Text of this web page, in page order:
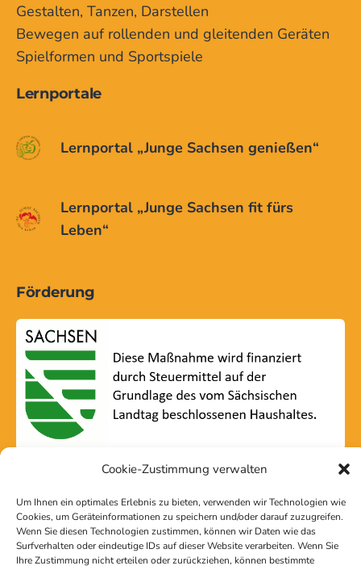
Cookie-Zustimmung verwalten
Um Ihnen ein optimales Erlebnis zu bieten, verwenden wir Technologien wie
Cookies, um Geräteinformationen zu speichern und/oder darauf zuzugreifen.
Wenn Sie diesen Technologien zustimmen, können wir Daten wie das
Surfverhalten oder eindeutige IDs auf dieser Website verarbeiten. Wenn Sie
Ihre Zustimmung nicht erteilen oder zurückziehen, können bestimmte
Gestalten, Tanzen, Darstellen
Bewegen auf rollenden und gleitenden Geräten
Spielformen und Sportspiele
Lernportale
Lernportal „Junge Sachsen genießen“
Lernportal „Junge Sachsen fit fürs
Leben“
Förderung
© 2026 LSJ Sachsen